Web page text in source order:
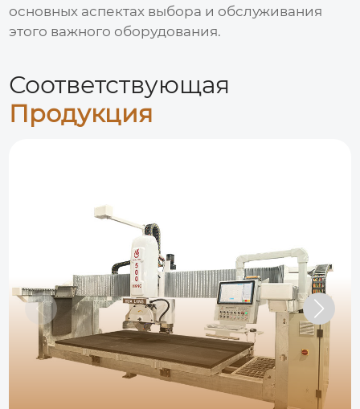
основных аспектах выбора и обслуживания
этого важного оборудования.
Соответствующая
Продукция